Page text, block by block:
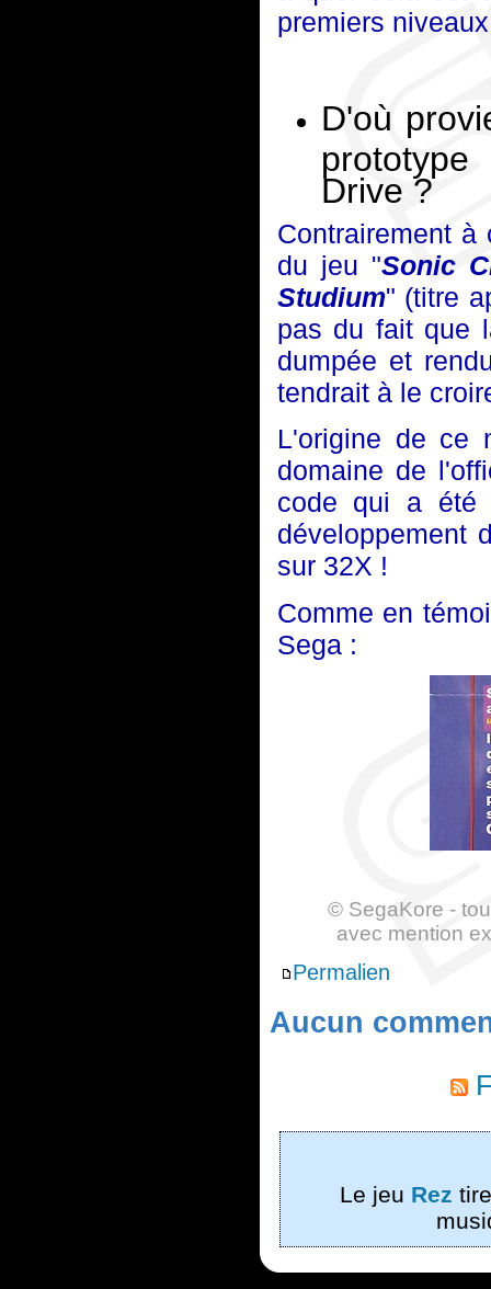
premiers
D'où
Drive ?
Contrairement
du jeu "Sonic
Studium" (titre
pas du fait que
dumpée et
tendrait à le
L'origine de ce
domaine de
code qui a été
développement
sur 32X !
Comme en
Sega :
© SegaKore -
avec mention
Permalien
Aucun
Le jeu Rez